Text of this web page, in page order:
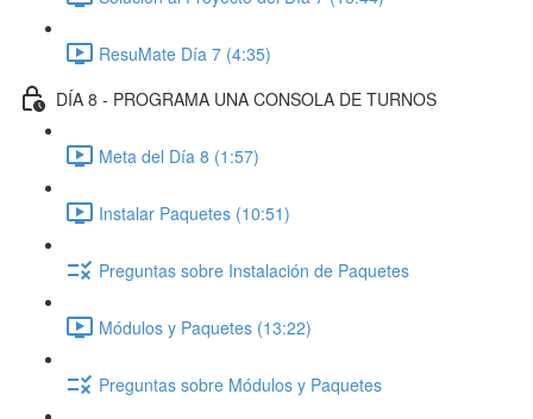
ResuMate Día 7 (4:35)
DÍA 8 - PROGRAMA UNA CONSOLA DE TURNOS
Meta del Día 8 (1:57)
Instalar Paquetes (10:51)
Preguntas sobre Instalación de Paquetes
Módulos y Paquetes (13:22)
Preguntas sobre Módulos y Paquetes